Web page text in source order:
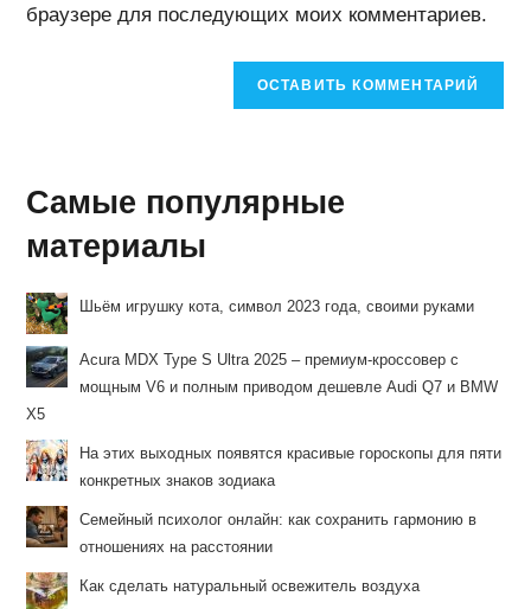
(необязательно)
браузере для последующих моих комментариев.
Самые популярные
материалы
Шьём игрушку кота, символ 2023 года, своими руками
Acura MDX Type S Ultra 2025 – премиум-кроссовер с
мощным V6 и полным приводом дешевле Audi Q7 и BMW
X5
На этих выходных появятся красивые гороскопы для пяти
конкретных знаков зодиака
Семейный психолог онлайн: как сохранить гармонию в
отношениях на расстоянии
Как сделать натуральный освежитель воздуха